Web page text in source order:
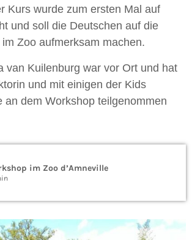
Kurs wurde zum ersten Mal auf
und soll die Deutschen auf die
Zoo aufmerksam machen.
van Kuilenburg war vor Ort und hat
und mit einigen der Kids
an dem Workshop teilgenommen
im Zoo d’Amneville